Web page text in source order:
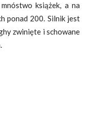
książek, a na
ponad 200. Silnik jest
zwinięte i schowane